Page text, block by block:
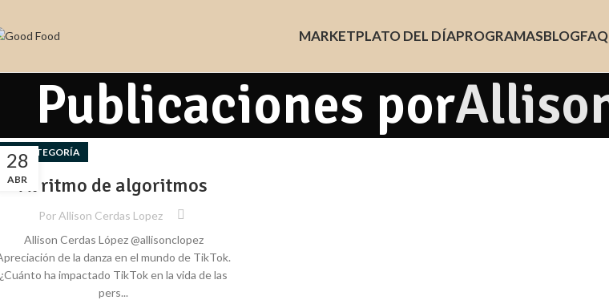
MARKETPLATO DEL DÍAPROGRAMASBLOGFAQ
Publicaciones por
28
ABR
SIN CATEGORÍA
Al ritmo de algoritmos
Por Allison Cerdas Lopez
Allison Cerdas López @allisonclopez
de la danza en el mundo de TikTok.
¿Cuánto ha impactado TikTok en la vida de las
pers...